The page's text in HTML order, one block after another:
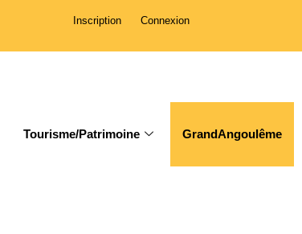
Inscription Connexion
Tourisme/Patrimoine GrandAngoulême